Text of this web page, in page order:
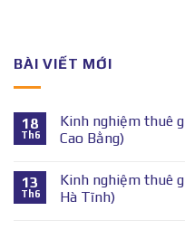
BÀI VIẾT MỚI
18
Th6
Kinh nghiệm thuê
Cao Bằng)
13
Th6
Kinh nghiệm thuê
Hà Tĩnh)